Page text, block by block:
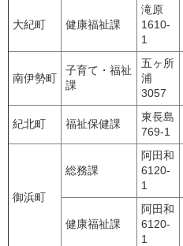
大紀町 健康福祉課
滝原
1610-
1
南伊勢町
子育て・福祉
課
五ヶ所
浦
3057
紀北町 福祉保健課
東長島
769-1
御浜町
総務課
阿田和
6120-
1
健康福祉課
阿田和
6120-
1